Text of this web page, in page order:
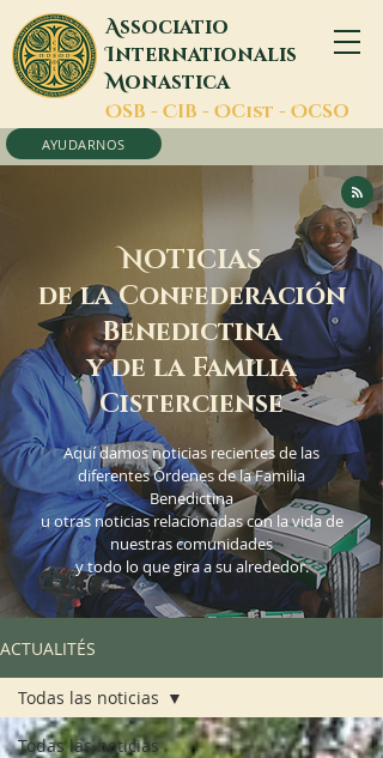
Associatio
Internationalis
Monastica
OSB - CIB - OCist - OCSO
AYUDARNOS
NOTICIAS
de la Confederación
Benedictina
y de la Familia
Cisterciense
Aquí damos noticias recientes de las
diferentes Órdenes de la Familia
Benedictina
u otras noticias relacionadas con la vida de
nuestras comunidades
y todo lo que gira a su alrededor.
ACTUALITÉS
Todas las noticias
Todas las noticias